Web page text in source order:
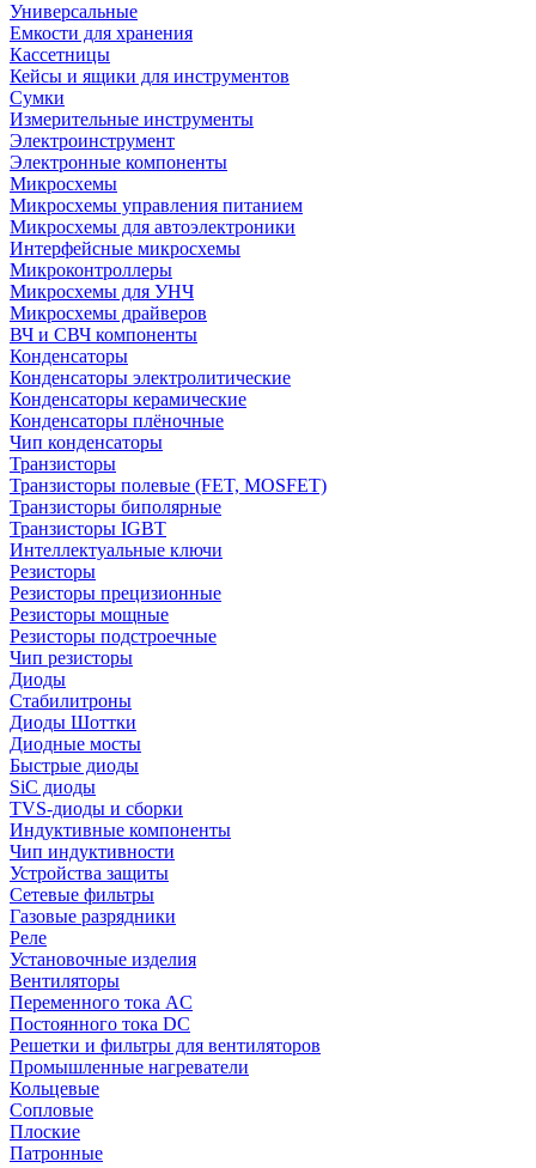
Универсальные
Емкости для хранения
Кассетницы
Кейсы и ящики для инструментов
Сумки
Измерительные инструменты
Электроинструмент
Электронные компоненты
Микросхемы
Микросхемы управления питанием
Микросхемы для автоэлектроники
Интерфейсные микросхемы
Микроконтроллеры
Микросхемы для УНЧ
Микросхемы драйверов
ВЧ и СВЧ компоненты
Конденсаторы
Конденсаторы электролитические
Конденсаторы керамические
Конденсаторы плёночные
Чип конденсаторы
Транзисторы
Транзисторы полевые (FET, MOSFET)
Транзисторы биполярные
Транзисторы IGBT
Интеллектуальные ключи
Резисторы
Резисторы прецизионные
Резисторы мощные
Резисторы подстроечные
Чип резисторы
Диоды
Стабилитроны
Диоды Шоттки
Диодные мосты
Быстрые диоды
SiC диоды
TVS-диоды и сборки
Индуктивные компоненты
Чип индуктивности
Устройства защиты
Сетевые фильтры
Газовые разрядники
Реле
Установочные изделия
Вентиляторы
Переменного тока AC
Постоянного тока DC
Решетки и фильтры для вентиляторов
Промышленные нагреватели
Кольцевые
Сопловые
Плоские
Патронные